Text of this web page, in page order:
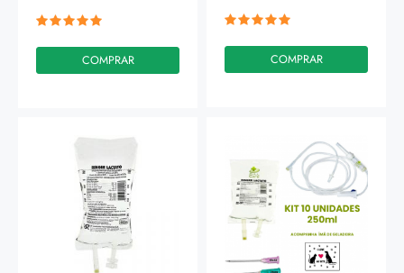
COMPRAR COMPRAR